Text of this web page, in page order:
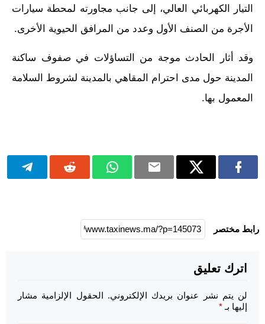
التيار الكهربائي العالي، إلى جانب مجاورته لمحطة سيارات
الأجرة من الصنف الأول وعدد من المرافق الحيوية الأخرى.
وقد أثار الحادث موجة من التساؤلات في صفوف ساكنة
المدينة حول مدى احترام المقاهي بالمدينة لشروط السلامة
المعمول بها.
رابط مختصر
اترك تعليق
لن يتم نشر عنوان بريدك الإلكتروني. الحقول الإلزامية مشار
إليها بـ *